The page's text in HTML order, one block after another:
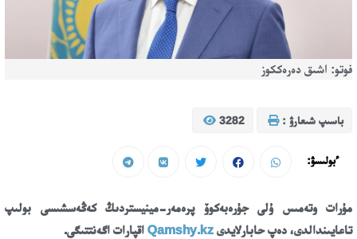
فوتو: اشىق دەرەككوز
باسىپ شىعارۋ : 3282
ءبولىسۋ:
مۇرات وتەمىس ۇلى جۇرەبەكوۆ پرەمەر-مينيستردىڭ كەڭەسشىسى بولىپ
تاعايىندالدى، دەپ حابارلايدىQamshy.kz اقپارات اگەنتتىگى.